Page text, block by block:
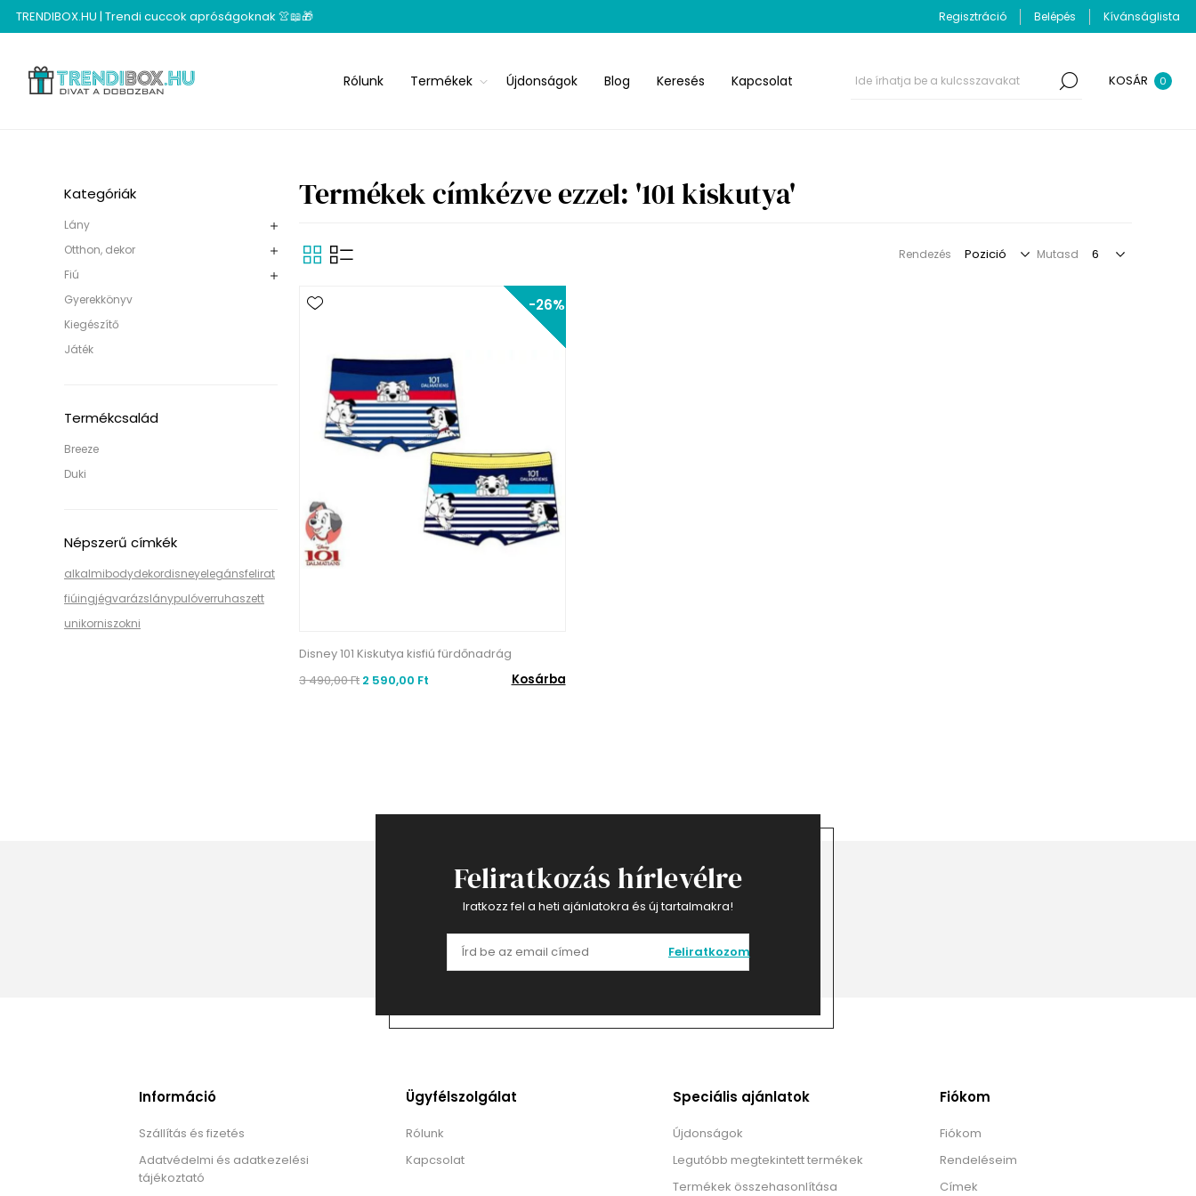
TRENDIBOX.HU | Trendi cuccok apróságoknak 👚📖🎁 Regisztráció Belépés Kívánságlista
Rólunk Termékek Újdonságok Blog Keresés Kapcsolat KOSÁR 0
Kategóriák
Lány
Otthon, dekor
Fiú
Gyerekkönyv
Kiegészítő
Játék
Termékcsalád
Breeze
Duki
Népszerű címkék
alkalmibodydekordisneyelegánsfelirat
fiúingjégvarázslánypulóverruhaszett
unikorniszokni
Termékek címkézve ezzel: '101 kiskutya'
Rendezés Mutasd
-26%
Disney 101 Kiskutya kisfiú fürdőnadrág
3 490,00 Ft 2 590,00 Ft Kosárba
Feliratkozás hírlevélre
Iratkozz fel a heti ajánlatokra és új tartalmakra!
Feliratkozom
Információ
Szállítás és fizetés
Adatvédelmi és adatkezelési
tájékoztató
Ügyfélszolgálat
Rólunk
Kapcsolat
Speciális ajánlatok
Újdonságok
Legutóbb megtekintett termékek
Termékek összehasonlítása
Fiókom
Fiókom
Rendeléseim
Címek